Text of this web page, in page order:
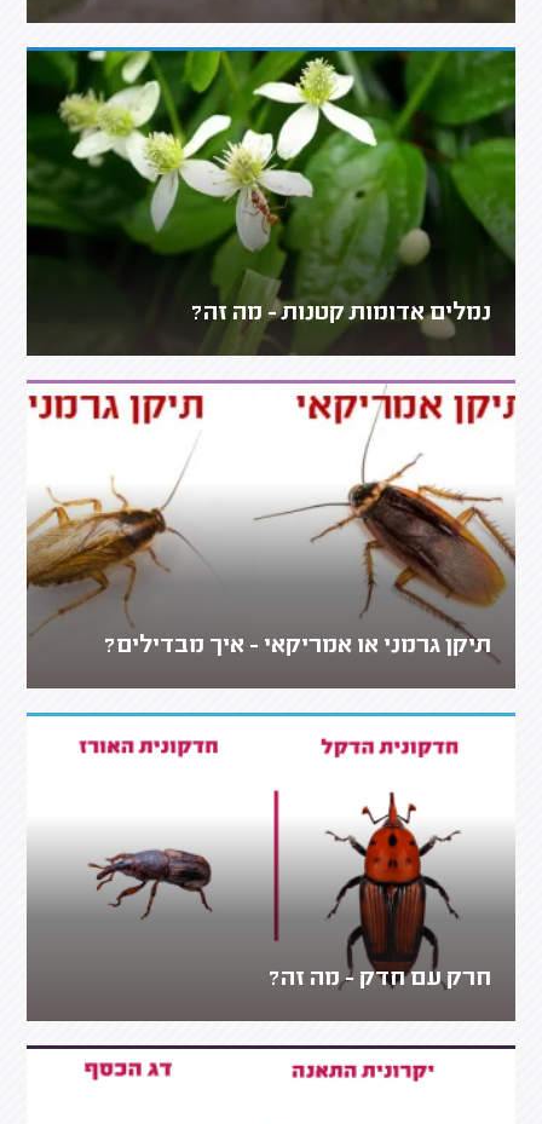
נמלים אדומות קטנות - מה זה?
תיקן גרמני או אמריקאי - איך מבדילים?
חרק עם חדק - מה זה?